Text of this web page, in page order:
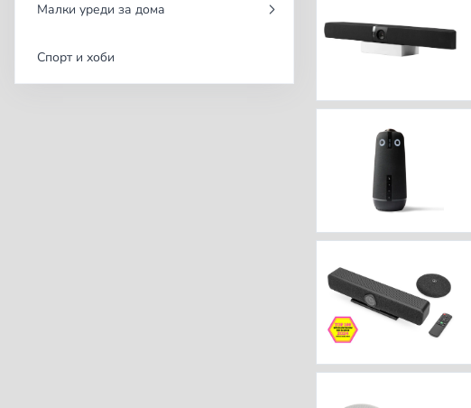
Малки уреди за дома
Спорт и хоби